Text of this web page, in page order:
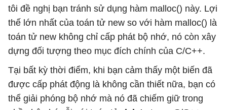
tôi đề nghị bạn tránh sử dụng hàm malloc() này. Lợi
thế lớn nhất của toán tử new so với hàm malloc() là
toán tử new không chỉ cấp phát bộ nhớ, nó còn xây
dựng đối tượng theo mục đích chính của C/C++.
Tại bất kỳ thời điểm, khi bạn cảm thấy một biến đã
được cấp phát động là không cần thiết nữa, bạn có
thể giải phóng bộ nhớ mà nó đã chiếm giữ trong